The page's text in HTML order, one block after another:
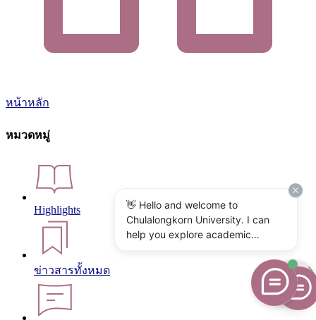
หน้าหลัก
หมวดหมู่
Highlights
ข่าวสารทั้งหมด
👋 Hello and welcome to
Chulalongkorn University. I can
help you explore academic